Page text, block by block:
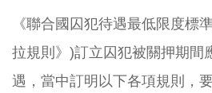
《聯合國囚犯待遇最低限度標
拉規則》)訂立囚犯被關押期間
遇，當中訂明以下各項規則，